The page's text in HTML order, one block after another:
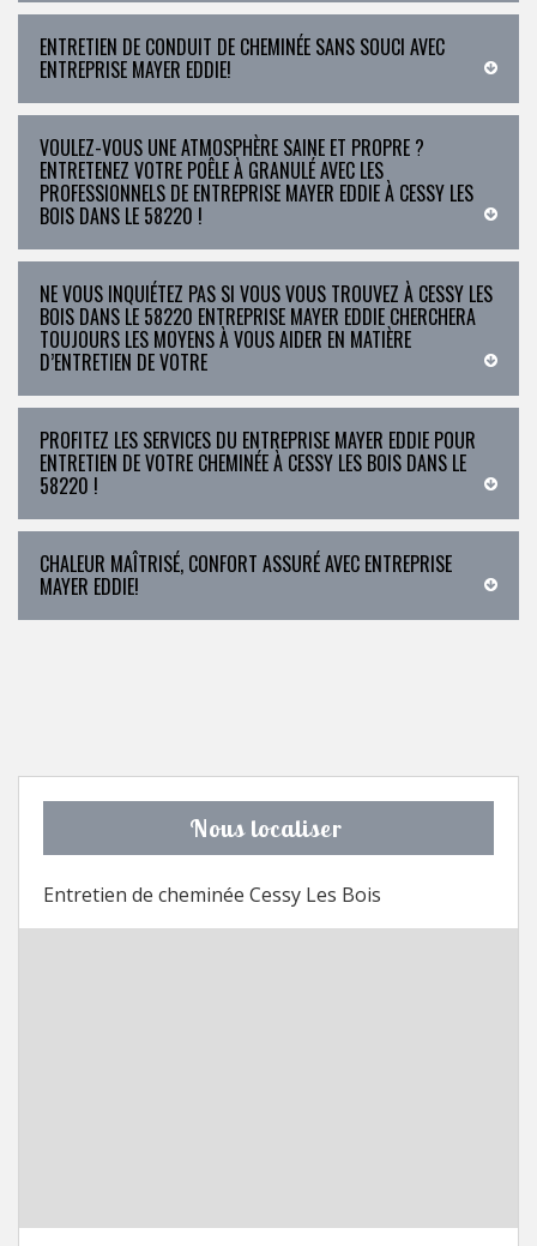
ENTRETIEN DE CONDUIT DE CHEMINÉE SANS SOUCI AVEC
ENTREPRISE MAYER EDDIE!
VOULEZ-VOUS UNE ATMOSPHÈRE SAINE ET PROPRE ?
ENTRETENEZ VOTRE POÊLE À GRANULÉ AVEC LES
PROFESSIONNELS DE ENTREPRISE MAYER EDDIE À CESSY LES
BOIS DANS LE 58220 !
NE VOUS INQUIÉTEZ PAS SI VOUS VOUS TROUVEZ À CESSY LES
BOIS DANS LE 58220 ENTREPRISE MAYER EDDIE CHERCHERA
TOUJOURS LES MOYENS À VOUS AIDER EN MATIÈRE
D’ENTRETIEN DE VOTRE
PROFITEZ LES SERVICES DU ENTREPRISE MAYER EDDIE POUR
ENTRETIEN DE VOTRE CHEMINÉE À CESSY LES BOIS DANS LE
58220 !
CHALEUR MAÎTRISÉ, CONFORT ASSURÉ AVEC ENTREPRISE
MAYER EDDIE!
Nous localiser
Entretien de cheminée Cessy Les Bois